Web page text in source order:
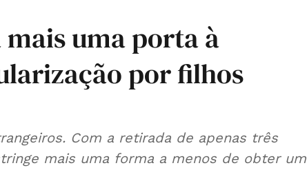
uma porta à
por filhos
Com a retirada de apenas três
mais uma forma a menos de obter um